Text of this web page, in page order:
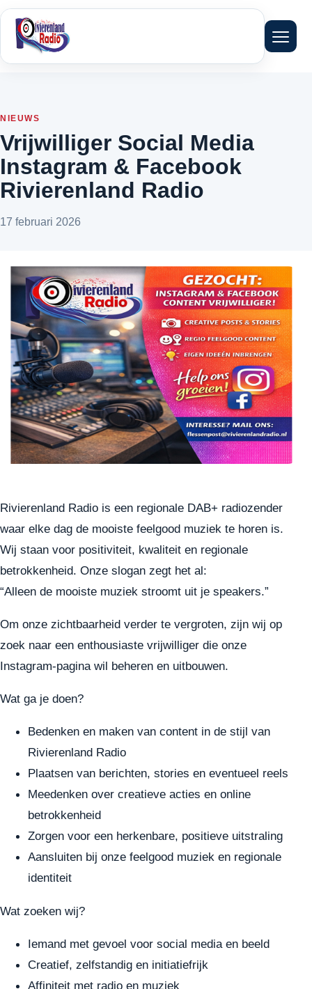
Menu
NIEUWS
Vrijwilliger Social Media
Instagram & Facebook
Rivierenland Radio
17 februari 2026
Rivierenland Radio is een regionale DAB+ radiozender
waar elke dag de mooiste feelgood muziek te horen is.
Wij staan voor positiviteit, kwaliteit en regionale
betrokkenheid. Onze slogan zegt het al:
“Alleen de mooiste muziek stroomt uit je speakers.”
Om onze zichtbaarheid verder te vergroten, zijn wij op
zoek naar een enthousiaste vrijwilliger die onze
Instagram-pagina wil beheren en uitbouwen.
Wat ga je doen?
Bedenken en maken van content in de stijl van
Rivierenland Radio
Plaatsen van berichten, stories en eventueel reels
Meedenken over creatieve acties en online
betrokkenheid
Zorgen voor een herkenbare, positieve uitstraling
Aansluiten bij onze feelgood muziek en regionale
identiteit
Wat zoeken wij?
Iemand met gevoel voor social media en beeld
Creatief, zelfstandig en initiatiefrijk
Affiniteit met radio en muziek